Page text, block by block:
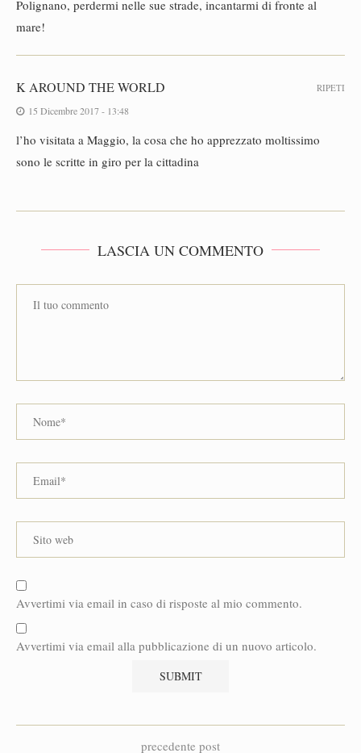
Polignano, perdermi nelle sue strade, incantarmi di fronte al
mare!
K AROUND THE WORLD
15 Dicembre 2017 - 13:48
l’ho visitata a Maggio, la cosa che ho apprezzato moltissimo
sono le scritte in giro per la cittadina
RIPETI
LASCIA UN COMMENTO
Avvertimi via email in caso di risposte al mio commento.
Avvertimi via email alla pubblicazione di un nuovo articolo.
precedente post